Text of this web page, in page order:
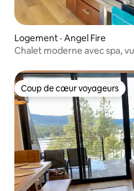
Logement · Angel Fire
Chalet moderne avec spa,
Coup de cœur voyageurs
Coup de cœur voyageurs